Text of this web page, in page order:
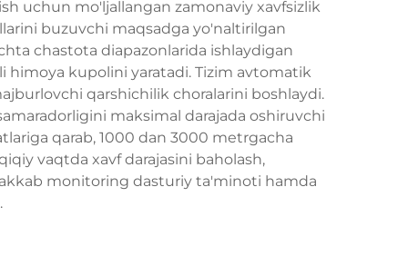
uchun mo'ljallangan zamonaviy xavfsizlik
buzuvchi maqsadga yo'naltirilgan
chastota diapazonlarida ishlaydigan
kupolini yaratadi. Tizim avtomatik
qarshichilik choralarini boshlaydi.
maksimal darajada oshiruvchi
qarab, 1000 dan 3000 metrgacha
vaqtda xavf darajasini baholash,
monitoring dasturiy ta'minoti hamda